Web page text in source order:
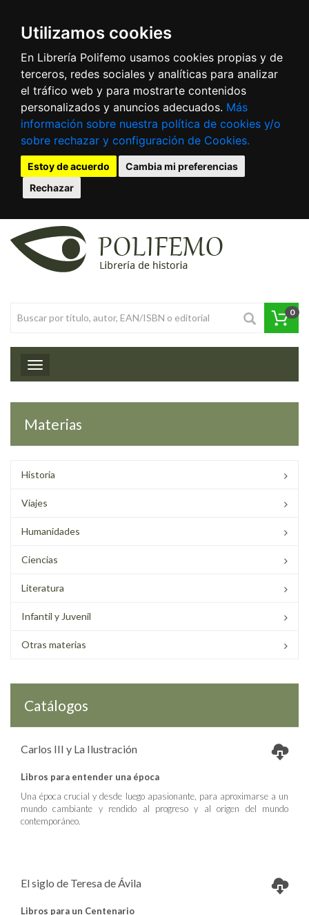
Utilizamos cookies
En Librería Polifemo usamos cookies propias y de
terceros, redes sociales y analíticas para analizar
el tráfico web y para mostrarte contenidos
personalizados y anuncios adecuados. Más
información sobre nuestra política de cookies y/o
sobre rechazar y configuración de Cookies.
Estoy de acuerdo
Cambia mi preferencias
Rechazar
0
Toggle navigation
Materias
Historia
Viajes
Humanidades
Ciencias
Literatura
Infantil y Juvenil
Otras materias
Catálogos
Carlos III y La Ilustración
Libros para entender una época
Una época crucial y desde luego apasionante, para aproximarse a un
mundo cambiante y rendido al progreso y al origen del mundo
contemporáneo.
El siglo de Teresa de Ávila
Libros para un Centenario